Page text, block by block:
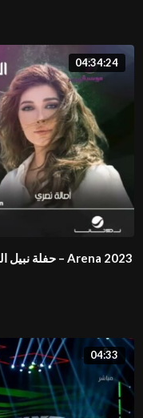
04:34:24
حفلة نبيل الشعيل و اصالة نصرى فبراير الكويت – Arena 2023
04:33